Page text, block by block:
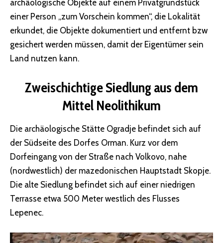
archäologische Objekte auf einem Privatgrundstück
einer Person „zum Vorschein kommen“, die Lokalität
erkundet, die Objekte dokumentiert und entfernt bzw
gesichert werden müssen, damit der Eigentümer sein
Land nutzen kann.
Zweischichtige Siedlung aus dem
Mittel Neolithikum
Die archäologische Stätte Ogradje befindet sich auf
der Südseite des Dorfes Orman. Kurz vor dem
Dorfeingang von der Straße nach Volkovo, nahe
(nordwestlich) der mazedonischen Hauptstadt Skopje.
Die alte Siedlung befindet sich auf einer niedrigen
Terrasse etwa 500 Meter westlich des Flusses
Lepenec.